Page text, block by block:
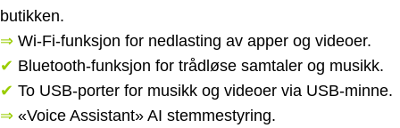
butikken.
⇒ Wi-Fi-funksjon for nedlasting av apper og videoer.
✔ Bluetooth-funksjon for trådløse samtaler og musikk.
✔ To USB-porter for musikk og videoer via USB-minne.
⇒ «Voice Assistant» AI stemmestyring.